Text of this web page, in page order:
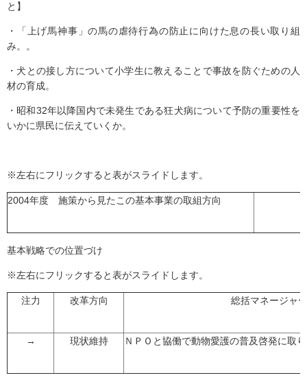
と】
・「上げ馬神事」の馬の虐待行為の防止に向けた息の長い取り組
み。。
・犬との接し方について小学生に教えることで事故を防ぐための人
材の育成。
・昭和32年以降国内で未発生である狂犬病について予防の重要性を
いかに県民に伝えていくか。
※左右にフリックすると表がスライドします。
2004年度 施策から見たこの基本事業の取組方向
基本戦略での位置づけ
※左右にフリックすると表がスライドします。
注力 改革方向 総括マネージャ
→ 現状維持 ＮＰＯと協働で動物愛護の普及啓発に取